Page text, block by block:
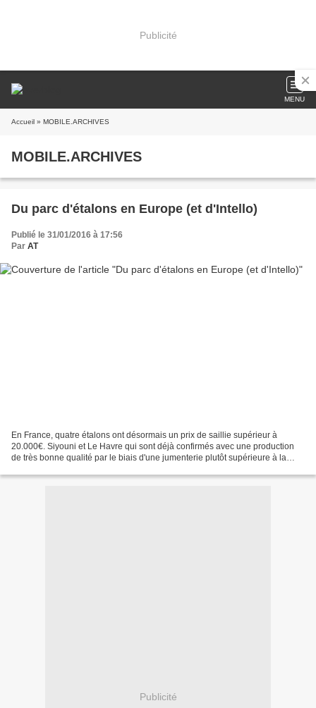
Publicité
MENU
Accueil » MOBILE.ARCHIVES
MOBILE.ARCHIVES
Du parc d'étalons en Europe (et d'Intello)
Publié le 31/01/2016 à 17:56
Par AT
En France, quatre étalons ont désormais un prix de saillie supérieur à
20.000€. Siyouni et Le Havre qui sont déjà confirmés avec une production
de très bonne qualité par le biais d'une jumenterie plutôt supérieure à la
Publicité